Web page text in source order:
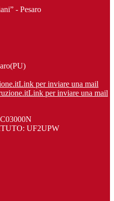
- Pesaro
Link per inviare una mail
Link per inviare una mail
UF2UPW